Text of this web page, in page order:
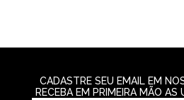
CADASTRE SEU EMAIL EM
RECEBA EM PRIMEIRA MÃO AS